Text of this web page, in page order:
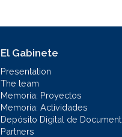
El Gabinete
Presentation
The team
Memoria: Proyectos
Memoria: Actividades
Depósito Digital de
Partners